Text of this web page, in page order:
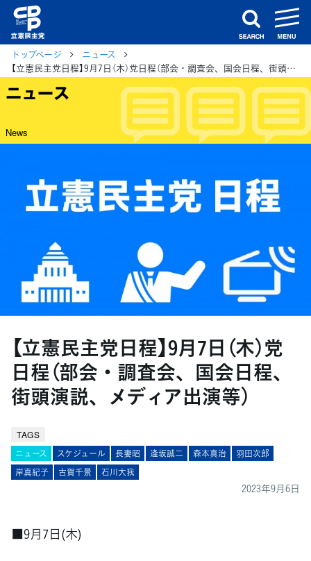
search
トップページ
ニュース
【立憲民主党日程】9月7日（木）党日程（部会・調査会、国会日程、街頭演説、メディア出演等）
ニュース
News
【立憲民主党日程】9月7日（木）党
日程（部会・調査会、国会日程、
街頭演説、メディア出演等）
TAGS
ニュース スケジュール 長妻昭 逢󠄀坂誠二 森本真治
羽田次郎
岸真紀子
古賀千景 石川大我
2023年9月6日
■9月7日(木)